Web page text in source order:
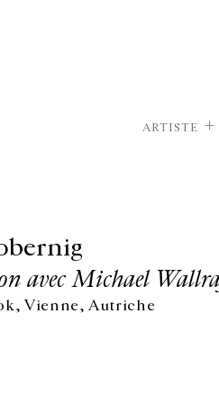
ARTISTE
avec Michael
Vienne, Autriche